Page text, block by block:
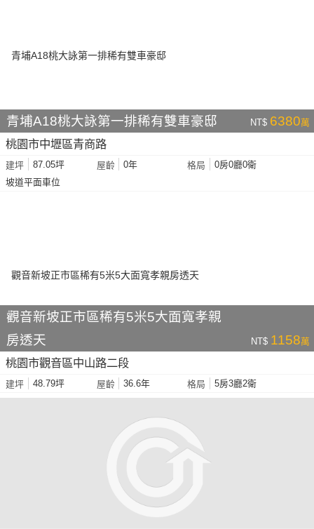
青埔A18桃大詠第一排稀有雙車豪邸 NT$ 6380萬
桃園市中壢區青商路
建坪 87.05坪 屋齡 0年 格局
0房0廳0衛
坡道平面車位
觀音新坡正市區稀有5米5大面寬孝親
房透天
NT$ 1158萬
桃園市觀音區中山路二段
建坪 48.79坪 屋齡 36.6年 格局 5房3廳2衛